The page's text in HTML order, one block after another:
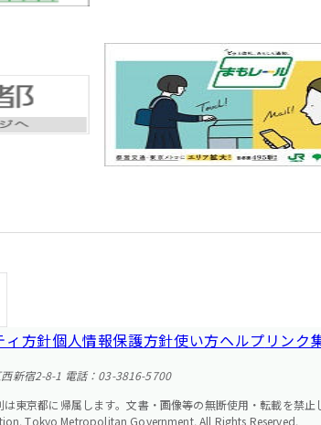
ィ方針個人情報保護方針使い方ヘルプリンク
新宿2-8-1 電話：03-3816-5700
東京都に帰属します。文書・画像等の無断使用・転載を禁止
Tokyo Metropolitan Government. All Rights Reserved.